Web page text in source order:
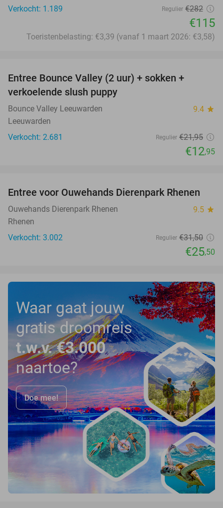
Verkocht: 1.189
Regulier €282
€115
Toeristenbelasting: €3,39 (vanaf 1 maart 2026: €3,58)
Entree Bounce Valley (2 uur) + sokken +
verkoelende slush puppy
Bounce Valley Leeuwarden 9.4 star
Leeuwarden
Verkocht: 2.681
Regulier €21,95
€12,95
19%
Entree voor Ouwehands Dierenpark Rhenen
Ouwehands Dierenpark Rhenen 9.5 star
Rhenen
Verkocht: 3.002
Regulier €31,50
€25,50
Waar gaat jouw
gratis droomreis
t.w.v. €3.000
naartoe?
Doe mee!